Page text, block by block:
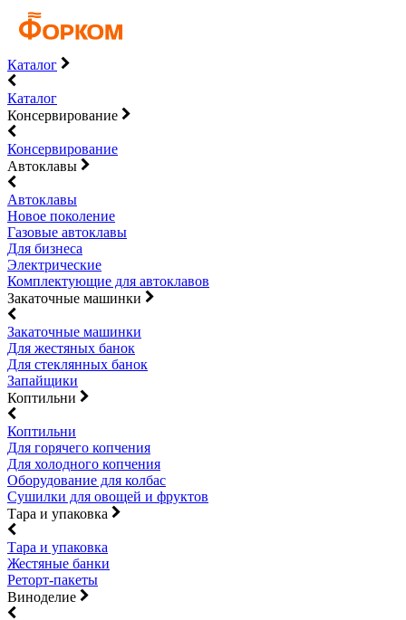
Каталог
Каталог
Консервирование
Консервирование
Автоклавы
Автоклавы
Новое поколение
Газовые автоклавы
Для бизнеса
Электрические
Комплектующие для автоклавов
Закаточные машинки
Закаточные машинки
Для жестяных банок
Для стеклянных банок
Запайщики
Коптильни
Коптильни
Для горячего копчения
Для холодного копчения
Оборудование для колбас
Сушилки для овощей и фруктов
Тара и упаковка
Тара и упаковка
Жестяные банки
Реторт-пакеты
Виноделие